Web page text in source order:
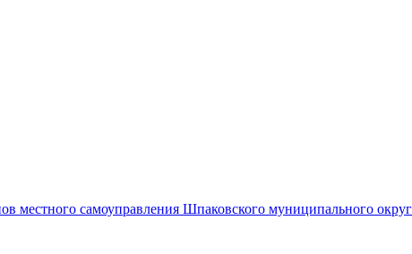
местного самоуправления Шпаковского муниципального